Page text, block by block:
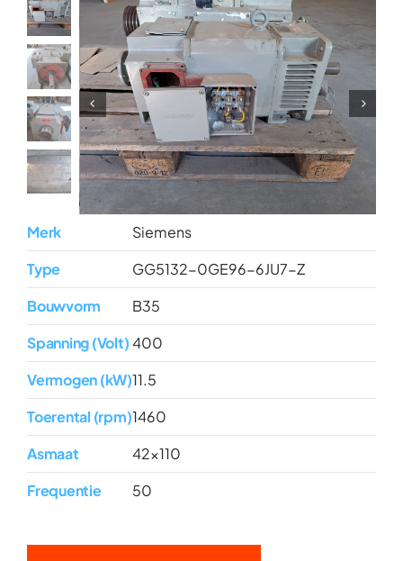
Merk
Siemens
Type
GG5132-0GE96-6JU7-Z
Bouwvorm
B35
Spanning (Volt)400
Vermogen (kW)11.5
Toerental (rpm)1460
Asmaat
42x110
Frequentie
50